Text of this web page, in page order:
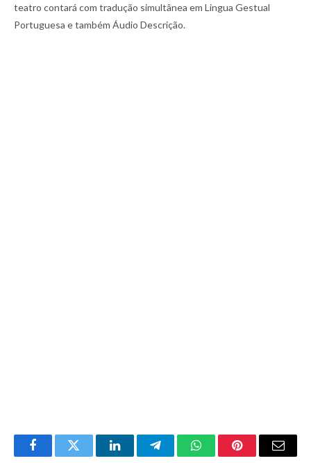
teatro contará com tradução simultânea em Lingua Gestual
Portuguesa e também Áudio Descrição.
FacebookTwitter LinkedInTelegramWhatsAppPinterestEmail